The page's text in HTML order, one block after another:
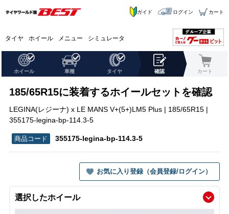
タイヤ ホイール メニュー シミュレータ
ガイド ログイン カート
ホイール 車種 タイヤ 確認 カート
185/65R15に装着するホイールセットを確認
LEGINA(レジーナ) x LE MANS V+(5+)LM5 Plus | 185/65R15 |
355175-legina-bp-114.3-5
355175-legina-bp-114.3-5
お気に入り登録（会員登録/ログイン）
選択したホイール